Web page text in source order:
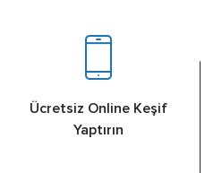
Ücretsiz Online Keşif
Yaptırın